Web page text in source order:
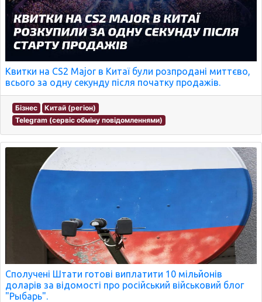
Квитки на CS2 Major в Китаї були розпродані миттєво,
всього за одну секунду після початку продажів.
Бізнес
Китай (регіон)
Telegram (сервіс обміну повідомленнями)
Сполучені Штати готові виплатити 10 мільйонів
доларів за відомості про російський військовий блог
"Рыбарь".